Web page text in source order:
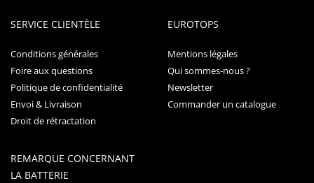
SERVICE CLIENTÈLE
Conditions générales
Foire aux questions
Politique de confidentialité
Envoi & Livraison
Droit de rétractation
REMARQUE CONCERNANT
LA BATTERIE
EUROTOPS
Mentions légales
Qui sommes-nous ?
Newsletter
Commander un catalogue